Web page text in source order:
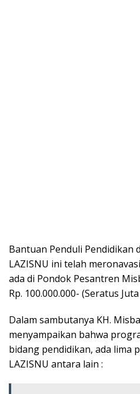
Bantuan Penduli Pendidikan
LAZISNU ini telah
ada di Pondok Pesantren
Rp. 100.000.000- (Seratus
Dalam sambutanya KH.
menyampaikan bahwa
bidang pendidikan, ada lima
LAZISNU antara lain :